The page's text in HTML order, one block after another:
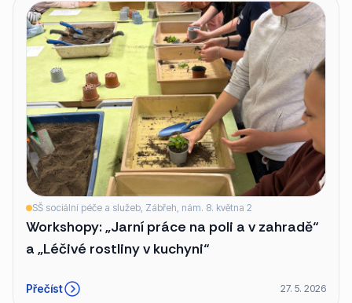
SŠ sociální péče a služeb, Zábřeh, nám. 8. května 2
Workshopy: „Jarní práce na poli a v zahradě“
a „Léčivé rostliny v kuchyni“
Přečíst 27. 5. 2026